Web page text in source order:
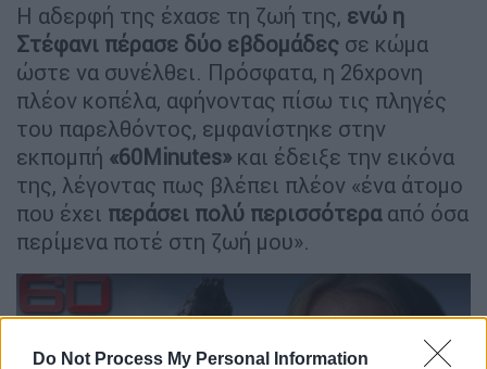
Do Not Process My Personal Information
Η αδερφή της έχασε τη ζωή της, ενώ η
Στέφανι πέρασε δύο εβδομάδες σε κώμα
ώστε να συνέλθει. Πρόσφατα, η 26χρονη
πλέον κοπέλα, αφήνοντας πίσω τις πληγές
του παρελθόντος, εμφανίστηκε στην
εκπομπή «60Minutes» και έδειξε την εικόνα
της, λέγοντας πως βλέπει πλέον «ένα άτομο
που έχει περάσει πολύ περισσότερααπό όσα
περίμενα ποτέ στη ζωή μου».